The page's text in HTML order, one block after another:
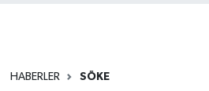
HABERLER SÖKE